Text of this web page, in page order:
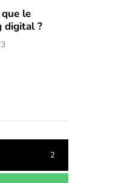
le
digital ?
2